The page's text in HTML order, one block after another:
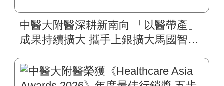
中醫大附醫深耕新南向 「以醫帶產」
成果持續擴大 攜手上銀擴大馬國智慧
東馬